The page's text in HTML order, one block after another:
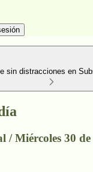
sin distracciones en
/ Miércoles 30